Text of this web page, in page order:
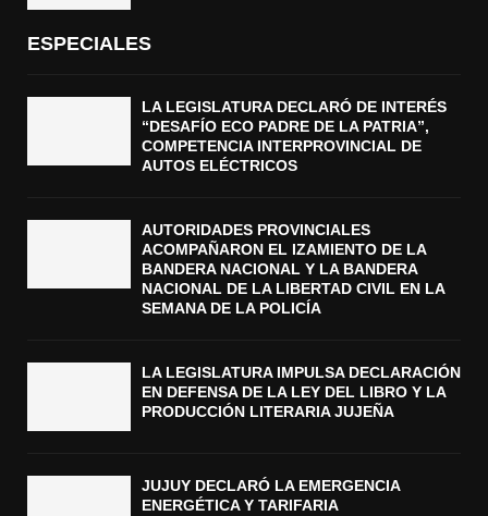
ESPECIALES
LA LEGISLATURA DECLARÓ DE INTERÉS
“DESAFÍO ECO PADRE DE LA PATRIA”,
COMPETENCIA INTERPROVINCIAL DE
AUTOS ELÉCTRICOS
AUTORIDADES PROVINCIALES
ACOMPAÑARON EL IZAMIENTO DE LA
BANDERA NACIONAL Y LA BANDERA
NACIONAL DE LA LIBERTAD CIVIL EN LA
SEMANA DE LA POLICÍA
LA LEGISLATURA IMPULSA DECLARACIÓN
EN DEFENSA DE LA LEY DEL LIBRO Y LA
PRODUCCIÓN LITERARIA JUJEÑA
JUJUY DECLARÓ LA EMERGENCIA
ENERGÉTICA Y TARIFARIA